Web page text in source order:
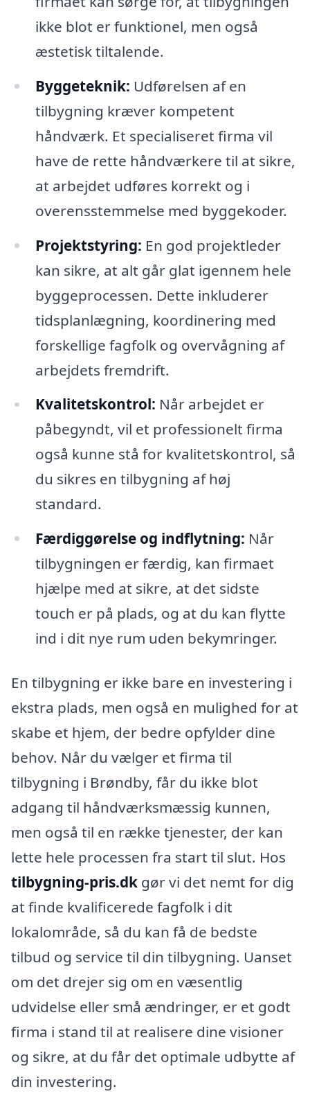
ikke blot er funktionel, men også
æstetisk tiltalende.
Byggeteknik: Udførelsen af en
tilbygning kræver kompetent
håndværk. Et specialiseret firma vil
have de rette håndværkere til at sikre,
at arbejdet udføres korrekt og i
overensstemmelse med byggekoder.
Projektstyring: En god projektleder
kan sikre, at alt går glat igennem hele
byggeprocessen. Dette inkluderer
tidsplanlægning, koordinering med
forskellige fagfolk og overvågning af
arbejdets fremdrift.
Kvalitetskontrol: Når arbejdet er
påbegyndt, vil et professionelt firma
også kunne stå for kvalitetskontrol, så
du sikres en tilbygning af høj
standard.
Færdiggørelse og indflytning: Når
tilbygningen er færdig, kan firmaet
hjælpe med at sikre, at det sidste
touch er på plads, og at du kan flytte
ind i dit nye rum uden bekymringer.
En tilbygning er ikke bare en investering i
ekstra plads, men også en mulighed for at
skabe et hjem, der bedre opfylder dine
behov. Når du vælger et firma til
tilbygning i Brøndby, får du ikke blot
adgang til håndværksmæssig kunnen,
men også til en række tjenester, der kan
lette hele processen fra start til slut. Hos
tilbygning-pris.dk gør vi det nemt for dig
at finde kvalificerede fagfolk i dit
lokalområde, så du kan få de bedste
tilbud og service til din tilbygning. Uanset
om det drejer sig om en væsentlig
udvidelse eller små ændringer, er et godt
firma i stand til at realisere dine visioner
og sikre, at du får det optimale udbytte af
din investering.